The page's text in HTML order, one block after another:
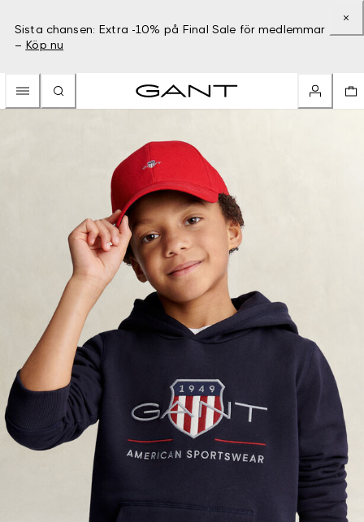
Sista chansen: Extra -10% på Final Sale för medlemmar
– Köp nu